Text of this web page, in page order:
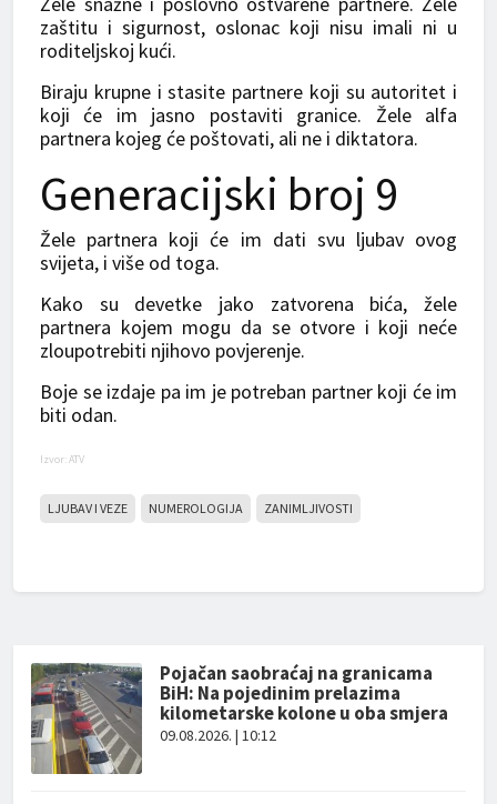
zaštitu i sigurnost, oslonac koji nisu imali ni u
roditeljskoj kući.
Biraju krupne i stasite partnere koji su autoritet i
koji će im jasno postaviti granice. Žele alfa
partnera kojeg će poštovati, ali ne i diktatora.
Generacijski broj 9
Žele partnera koji će im dati svu ljubav ovog
svijeta, i više od toga.
Kako su devetke jako zatvorena bića, žele
partnera kojem mogu da se otvore i koji neće
zloupotrebiti njihovo povjerenje.
Boje se izdaje pa im je potreban partner koji će im
biti odan.
Izvor: ATV
LJUBAV I VEZE NUMEROLOGIJA ZANIMLJIVOSTI
Pojačan saobraćaj na granicama
BiH: Na pojedinim prelazima
kilometarske kolone u oba smjera
09.08.2026. | 10:12